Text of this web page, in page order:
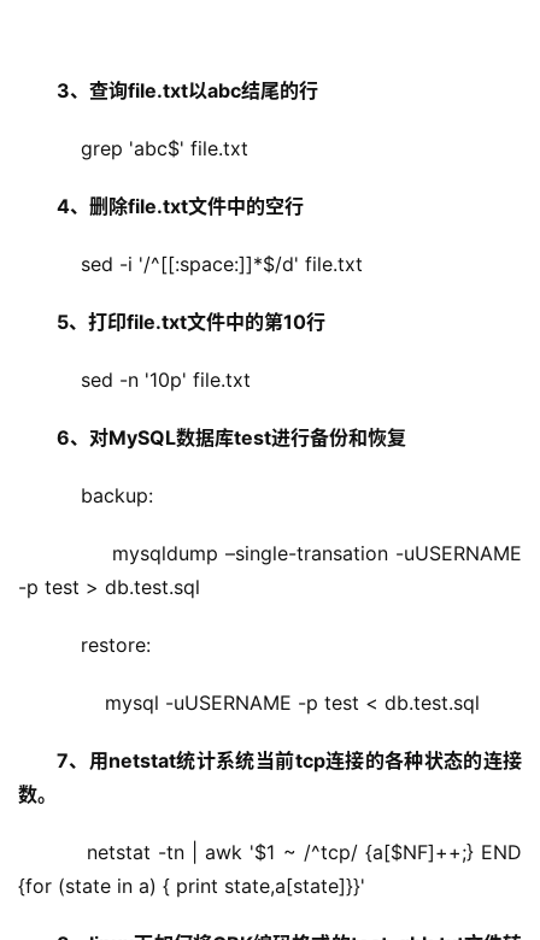
3、查询file.txt以abc结尾的行
grep 'abc$' file.txt
4、删除file.txt文件中的空行
sed -i '/^[[:space:]]*$/d' file.txt
5、打印file.txt文件中的第10行
sed -n '10p' file.txt
6、对MySQL数据库test进行备份和恢复
backup:
mysqldump –single-transation -uUSERNAME
-p test > db.test.sql
restore:
mysql -uUSERNAME -p test < db.test.sql
7、用netstat统计系统当前tcp连接的各种状态的连接
数。
netstat -tn | awk '$1 ~ /^tcp/ {a[$NF]++;} END
{for (state in a) { print state,a[state]}}'